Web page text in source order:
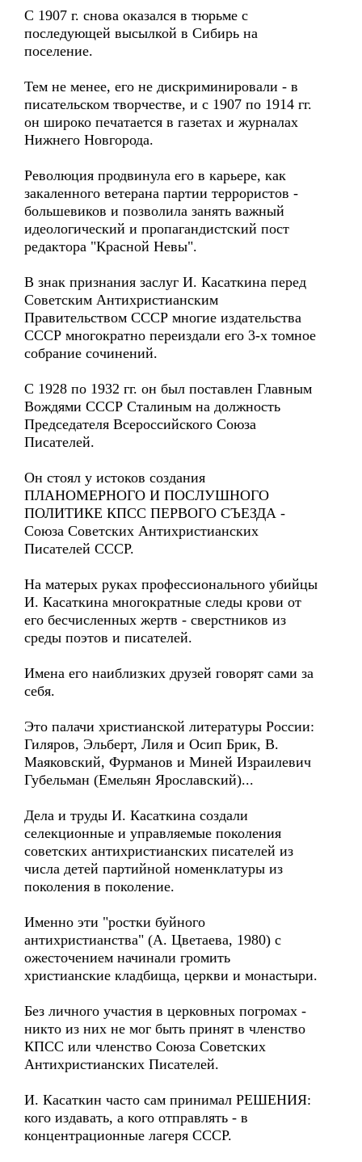
С 1907 г. снова оказался в тюрьме с
последующей высылкой в Сибирь на
поселение.
Тем не менее, его не дискриминировали - в
писательском творчестве, и с 1907 по 1914 гг.
он широко печатается в газетах и журналах
Нижнего Новгорода.
Революция продвинула его в карьере, как
закаленного ветерана партии террористов -
большевиков и позволила занять важный
идеологический и пропагандистский пост
редактора "Красной Невы".
В знак признания заслуг И. Касаткина перед
Советским Антихристианским
Правительством СССР многие издательства
СССР многократно переиздали его 3-х томное
собрание сочинений.
С 1928 по 1932 гг. он был поставлен Главным
Вождями СССР Сталиным на должность
Председателя Всероссийского Союза
Писателей.
Он стоял у истоков создания
ПЛАНОМЕРНОГО И ПОСЛУШНОГО
ПОЛИТИКЕ КПСС ПЕРВОГО СЪЕЗДА -
Союза Советских Антихристианских
Писателей СССР.
На матерых руках профессионального убийцы
И. Касаткина многократные следы крови от
его бесчисленных жертв - сверстников из
среды поэтов и писателей.
Имена его наиблизких друзей говорят сами за
себя.
Это палачи христианской литературы России:
Гиляров, Эльберт, Лиля и Осип Брик, В.
Маяковский, Фурманов и Миней Израилевич
Губельман (Емельян Ярославский)...
Дела и труды И. Касаткина создали
селекционные и управляемые поколения
советских антихристианских писателей из
числа детей партийной номенклатуры из
поколения в поколение.
Именно эти "ростки буйного
антихристианства" (А. Цветаева, 1980) с
ожесточением начинали громить
христианские кладбища, церкви и монастыри.
Без личного участия в церковных погромах -
никто из них не мог быть принят в членство
КПСС или членство Союза Советских
Антихристианских Писателей.
И. Касаткин часто сам принимал РЕШЕНИЯ:
кого издавать, а кого отправлять - в
концентрационные лагеря СССР.